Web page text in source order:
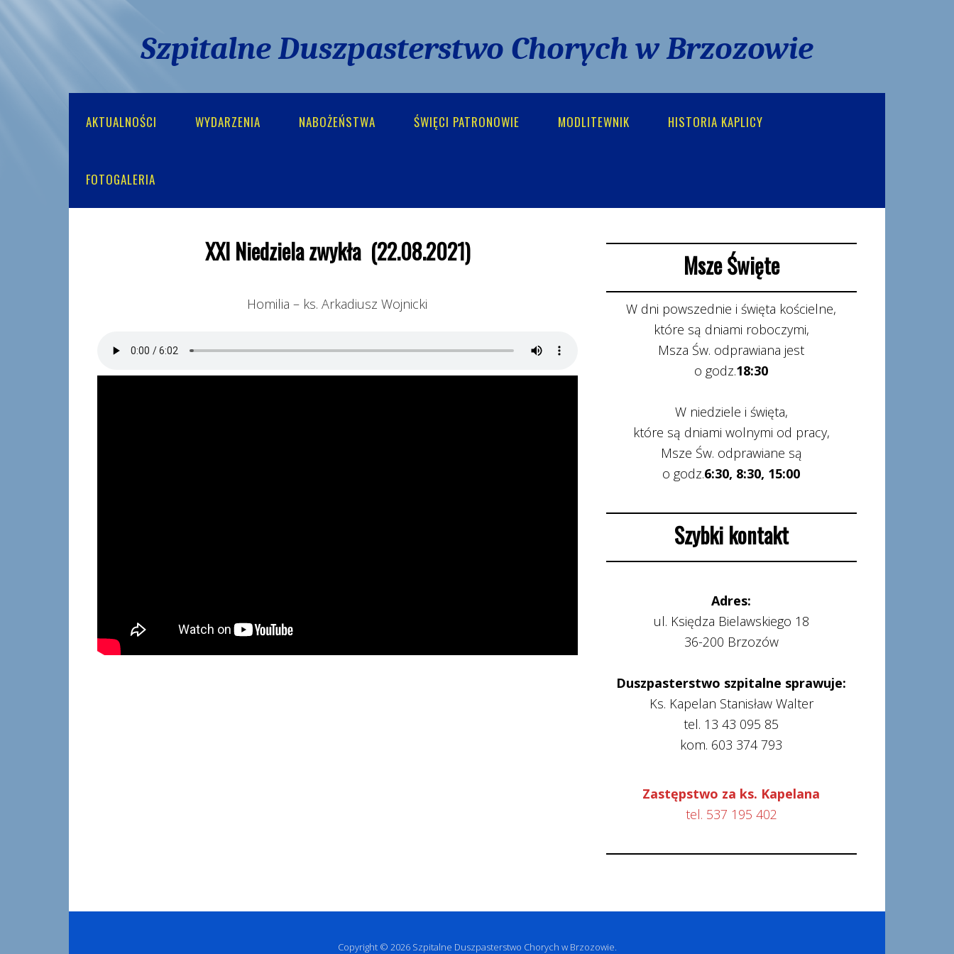
Szpitalne Duszpasterstwo Chorych w Brzozowie
AKTUALNOŚCI WYDARZENIA NABOŻEŃSTWA ŚWIĘCI PATRONOWIE MODLITEWNIK HISTORIA KAPLICY
FOTOGALERIA
XXI Niedziela zwykła (22.08.2021)
Homilia – ks. Arkadiusz Wojnicki
Msze Święte
W dni powszednie i święta kościelne,
które są dniami roboczymi,
Msza Św. odprawiana jest
o godz.18:30
W niedziele i święta,
które są dniami wolnymi od pracy,
Msze Św. odprawiane są
o godz.6:30, 8:30, 15:00
Szybki kontakt
Adres:
ul. Księdza Bielawskiego 18
36-200 Brzozów
Duszpasterstwo szpitalne sprawuje:
Ks. Kapelan Stanisław Walter
tel. 13 43 095 85
kom. 603 374 793
Zastępstwo za ks. Kapelana
tel. 537 195 402
Copyright © 2026 Szpitalne Duszpasterstwo Chorych w Brzozowie.